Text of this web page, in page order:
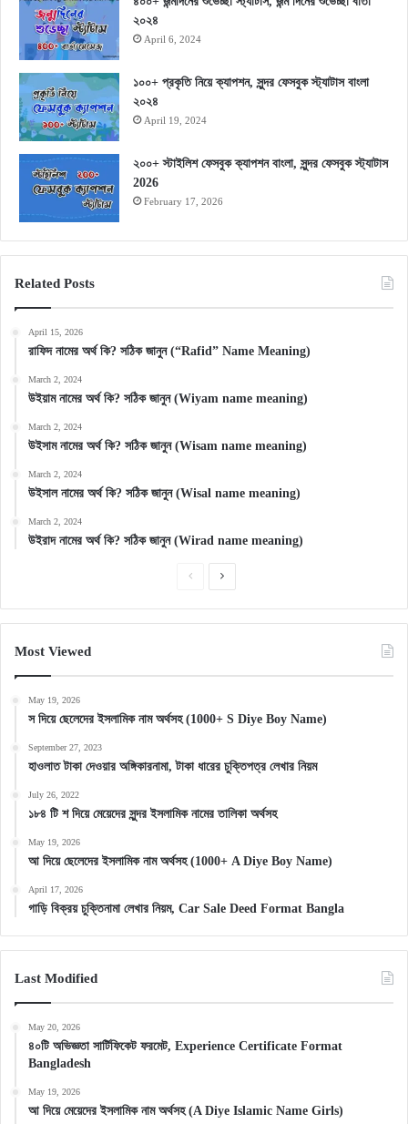
২০২৪
April 6, 2024
১০০+ প্রকৃতি নিয়ে ক্যাপশন, সুন্দর ফেসবুক স্ট্যাটাস বাংলা
২০২৪
April 19, 2024
২০০+ স্টাইলিশ ফেসবুক ক্যাপশন বাংলা, সুন্দর ফেসবুক স্ট্যাটাস
2026
February 17, 2026
Related Posts
April 15, 2026
রাফিদ নামের অর্থ কি? সঠিক জানুন (“Rafid” Name Meaning)
March 2, 2024
উইয়াম নামের অর্থ কি? সঠিক জানুন (Wiyam name meaning)
March 2, 2024
উইসাম নামের অর্থ কি? সঠিক জানুন (Wisam name meaning)
March 2, 2024
উইসাল নামের অর্থ কি? সঠিক জানুন (Wisal name meaning)
March 2, 2024
উইরাদ নামের অর্থ কি? সঠিক জানুন (Wirad name meaning)
PreviousNext
Most Viewed
May 19, 2026
স দিয়ে ছেলেদের ইসলামিক নাম অর্থসহ (1000+ S Diye Boy Name)
September 27, 2023
হাওলাত টাকা দেওয়ার অঙ্গিকারনামা, টাকা ধারের চুক্তিপত্র লেখার নিয়ম
July 26, 2022
১৮৪ টি শ দিয়ে মেয়েদের সুন্দর ইসলামিক নামের তালিকা অর্থসহ
May 19, 2026
আ দিয়ে ছেলেদের ইসলামিক নাম অর্থসহ (1000+ A Diye Boy Name)
April 17, 2026
গাড়ি বিক্রয় চুক্তিনামা লেখার নিয়ম, Car Sale Deed Format Bangla
Last Modified
May 20, 2026
৪০টি অভিজ্ঞতা সার্টিফিকেট ফরমেট, Experience Certificate Format
Bangladesh
May 19, 2026
আ দিয়ে মেয়েদের ইসলামিক নাম অর্থসহ (A Diye Islamic Name Girls)